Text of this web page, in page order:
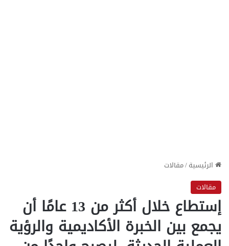
الرئيسية/مقالات
مقالات
إستطاع خلال أكثر من 13 عامًا أن
يجمع بين الخبرة الأكاديمية والرؤية